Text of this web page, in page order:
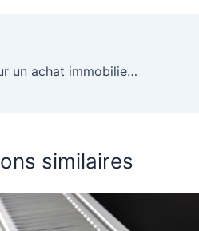
Pourquoi opter pour un achat immobilier dans la région d’Oise et Aisne ?
similaires